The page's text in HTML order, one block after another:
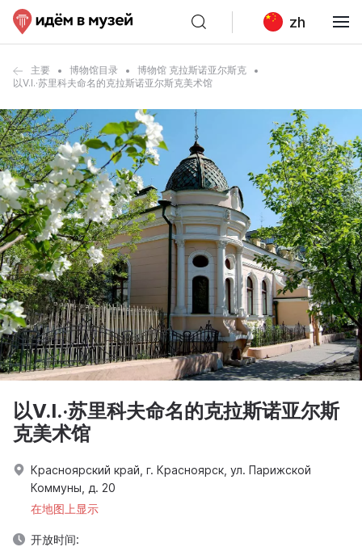
zh
主要 博物馆目录
博物馆 克拉斯诺亚尔斯克
以V.I.·苏里科夫命名的克拉斯诺亚尔斯克美术馆
以V.I.·苏里科夫命名的克拉斯诺亚尔斯
克美术馆
Красноярский край, г. Красноярск, ул. Парижской
Коммуны, д. 20
在地图上显示
开放时间: